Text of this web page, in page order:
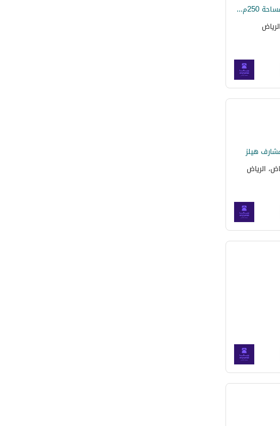
فيلا فاخرة للبيع ضمن مشروع مكوّن من فلتين | مساحة 250م² + 5 أجنحة + تأسيس مصعد
هيلز
الرياض